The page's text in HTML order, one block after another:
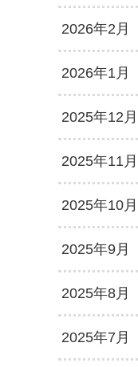
2026年2月
2026年1月
2025年12月
2025年11月
2025年10月
2025年9月
2025年8月
2025年7月